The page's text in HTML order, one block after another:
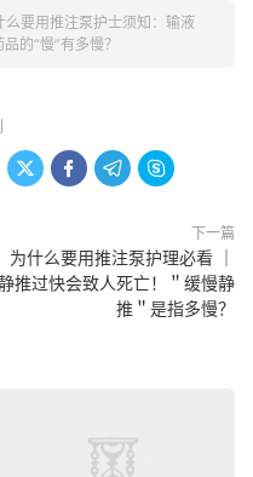
么要用推注泵护士须知：输液
的“慢”有多慢？
   
下一篇
为什么要用推注泵护理必看 ｜
推过快会致人死亡！＂缓慢静
推＂是指多慢？